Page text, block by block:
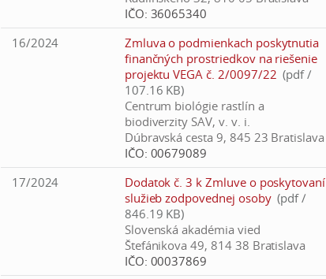
IČO: 36065340
16/2024
Zmluva o podmienkach poskytnutia
finančných prostriedkov na riešenie
projektu VEGA č. 2/0097/22 (pdf /
107.16 KB)
Centrum biológie rastlín a
biodiverzity SAV, v. v. i.
Dúbravská cesta 9, 845 23 Bratislava
IČO: 00679089
17/2024
Dodatok č. 3 k Zmluve o poskytovaní
služieb zodpovednej osoby (pdf /
846.19 KB)
Slovenská akadémia vied
Štefánikova 49, 814 38 Bratislava
IČO: 00037869